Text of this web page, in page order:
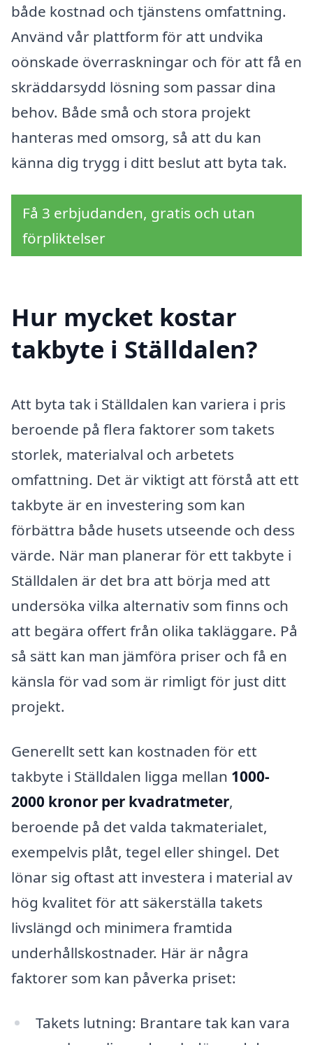
både kostnad och tjänstens omfattning.
Använd vår plattform för att undvika
oönskade överraskningar och för att få en
skräddarsydd lösning som passar dina
behov. Både små och stora projekt
hanteras med omsorg, så att du kan
känna dig trygg i ditt beslut att byta tak.
Få 3 erbjudanden, gratis och utan
förpliktelser
Hur mycket kostar
takbyte i Ställdalen?
Att byta tak i Ställdalen kan variera i pris
beroende på flera faktorer som takets
storlek, materialval och arbetets
omfattning. Det är viktigt att förstå att ett
takbyte är en investering som kan
förbättra både husets utseende och dess
värde. När man planerar för ett takbyte i
Ställdalen är det bra att börja med att
undersöka vilka alternativ som finns och
att begära offert från olika takläggare. På
så sätt kan man jämföra priser och få en
känsla för vad som är rimligt för just ditt
projekt.
Generellt sett kan kostnaden för ett
takbyte i Ställdalen ligga mellan 1000-
2000 kronor per kvadratmeter,
beroende på det valda takmaterialet,
exempelvis plåt, tegel eller shingel. Det
lönar sig oftast att investera i material av
hög kvalitet för att säkerställa takets
livslängd och minimera framtida
underhållskostnader. Här är några
faktorer som kan påverka priset:
Takets lutning: Brantare tak kan vara